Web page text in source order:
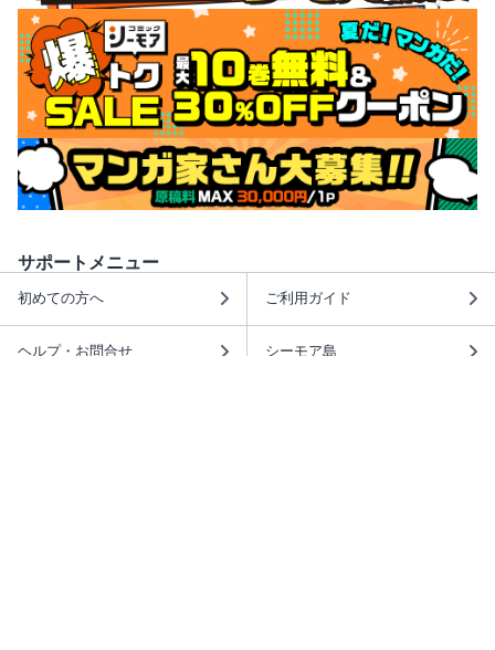
サポートメニュー
初めての方へ ご利用ガイド
ヘルプ・お問合せ シーモア島